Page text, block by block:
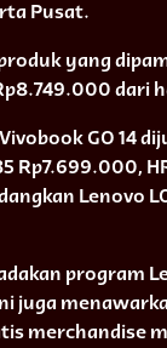
Pusat.
yang
dari
GO 14
Rp7.699.000,
Lenovo
program
juga
merchandise